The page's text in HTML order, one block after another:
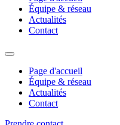
Équipe & réseau
Actualités
Contact
Page d'accueil
Équipe & réseau
Actualités
Contact